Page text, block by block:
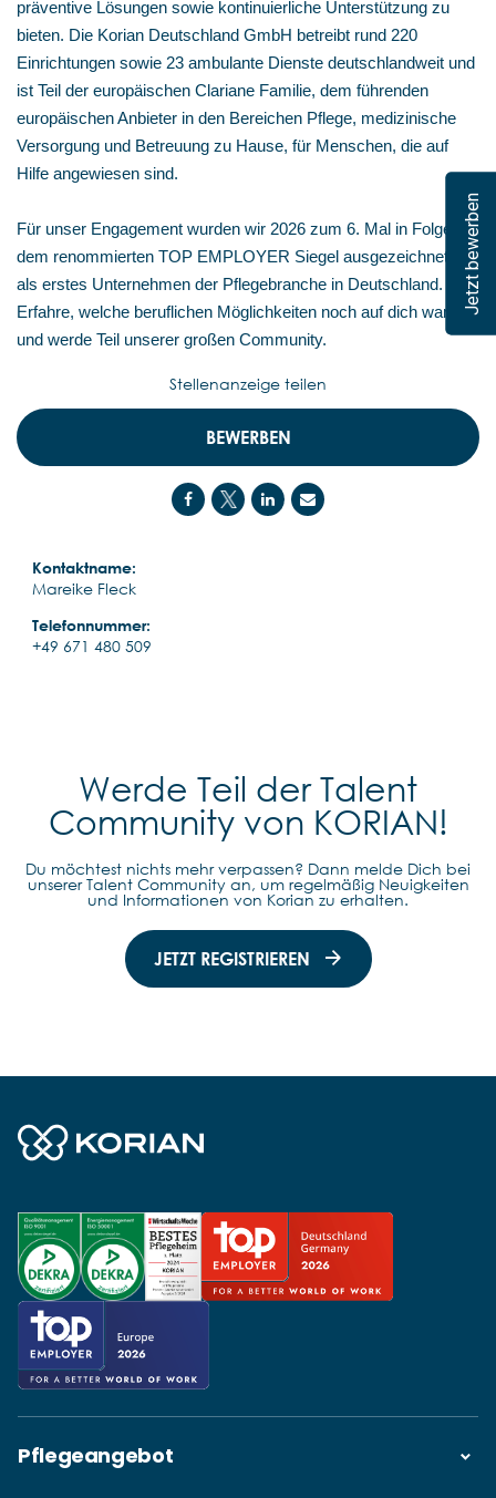
Jetzt bewerben
präventive Lösungen sowie kontinuierliche Unterstützung zu
bieten. Die Korian Deutschland GmbH betreibt rund 220
Einrichtungen sowie 23 ambulante Dienste deutschlandweit und
ist Teil der europäischen Clariane Familie, dem führenden
europäischen Anbieter in den Bereichen Pflege, medizinische
Versorgung und Betreuung zu Hause, für Menschen, die auf
Hilfe angewiesen sind.
Für unser Engagement wurden wir 2026 zum 6. Mal in Folge mit
dem renommierten TOP EMPLOYER Siegel ausgezeichnet –
als erstes Unternehmen der Pflegebranche in Deutschland.
Erfahre, welche beruflichen Möglichkeiten noch auf dich warten,
und werde Teil unserer großen Community.
BEWERBEN
Kontaktname:
Mareike Fleck
Telefonnummer:
+49 671 480 509
Stellenanzeige teilen
Werde Teil der Talent
Community von KORIAN!
Du möchtest nichts mehr verpassen? Dann melde Dich bei
unserer Talent Community an, um regelmäßig Neuigkeiten
und Informationen von Korian zu erhalten.
JETZT REGISTRIEREN
Pflegeangebot